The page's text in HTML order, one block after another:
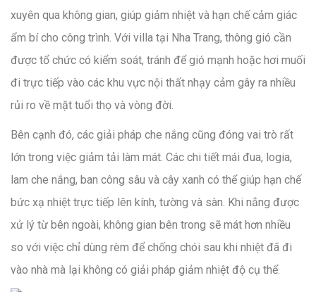
xuyên qua không gian, giúp giảm nhiệt và hạn chế cảm giác
ẩm bí cho công trình. Với villa tại Nha Trang, thông gió cần
được tổ chức có kiểm soát, tránh để gió mạnh hoặc hơi muối
đi trực tiếp vào các khu vực nội thất nhạy cảm gây ra nhiều
rủi ro về mặt tuổi thọ và vòng đời.
Bên cạnh đó, các giải pháp che nắng cũng đóng vai trò rất
lớn trong việc giảm tải làm mát. Các chi tiết mái đua, logia,
lam che nắng, ban công sâu và cây xanh có thể giúp hạn chế
bức xạ nhiệt trực tiếp lên kính, tường và sàn. Khi nắng được
xử lý từ bên ngoài, không gian bên trong sẽ mát hơn nhiều
so với việc chỉ dùng rèm để chống chói sau khi nhiệt đã đi
vào nhà mà lại không có giải pháp giảm nhiệt độ cụ thể.